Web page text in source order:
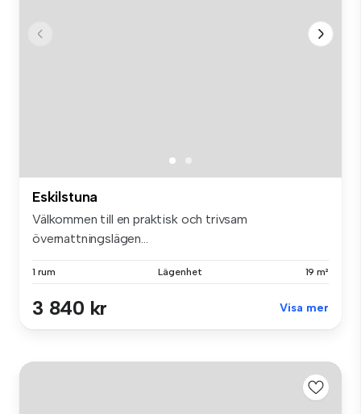
Eskilstuna
Välkommen till en praktisk och trivsam
övernattningslägen...
1 rum Lägenhet 19 m²
3 840 kr Visa mer